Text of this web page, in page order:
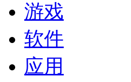
游戏
软件
应用